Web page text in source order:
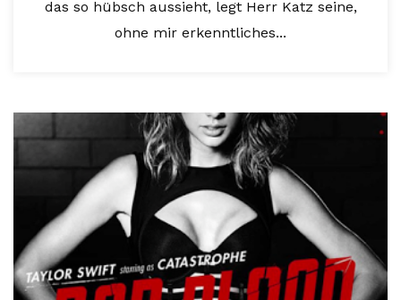
das so hübsch aussieht, legt Herr Katz seine,
ohne mir erkenntliches...